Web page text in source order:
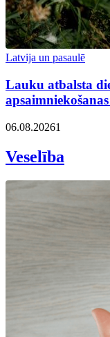
Latvija un pasaulē
Lauku atbalsta
06.08.20261
Veselība